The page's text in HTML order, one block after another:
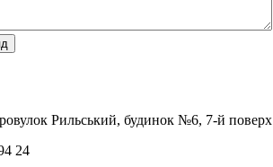
Рильський, будинок №6, 7-й поверх
24